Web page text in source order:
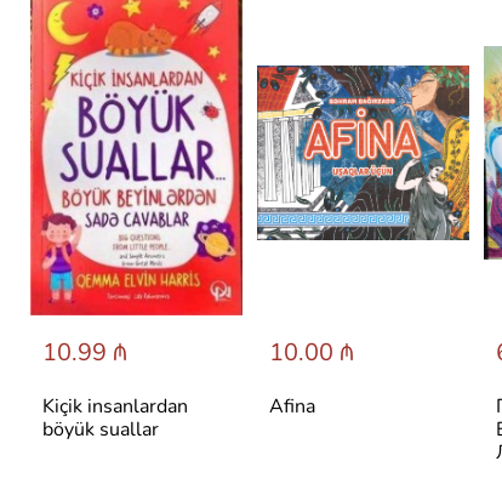
10.99 ₼
Kiçik insanlardan
böyük suallar
10.00 ₼
Afina